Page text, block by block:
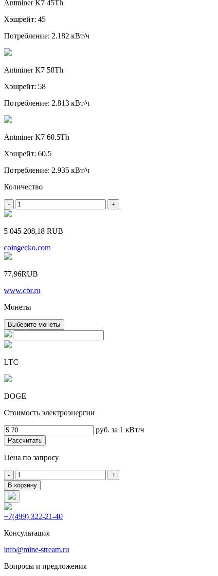
Antminer K7 45Th
Хэшрейт: 45
Потребление: 2.182 кВт/ч
Antminer K7 58Th
Хэшрейт: 58
Потребление: 2.813 кВт/ч
Antminer K7 60.5Th
Хэшрейт: 60.5
Потребление: 2.935 кВт/ч
Количество
- +
5 045 208,18 RUB
coingecko.com
77,96RUB
www.cbr.ru
Монеты
Выберите монеты
LTC
DOGE
Стоимость электроэнергии
руб. за 1 кВт/ч
Рассчитать
Цена по запросу
-
+
В корзину
+7(499) 322-21-40
Консультация
info@mine-stream.ru
Вопросы и предложения